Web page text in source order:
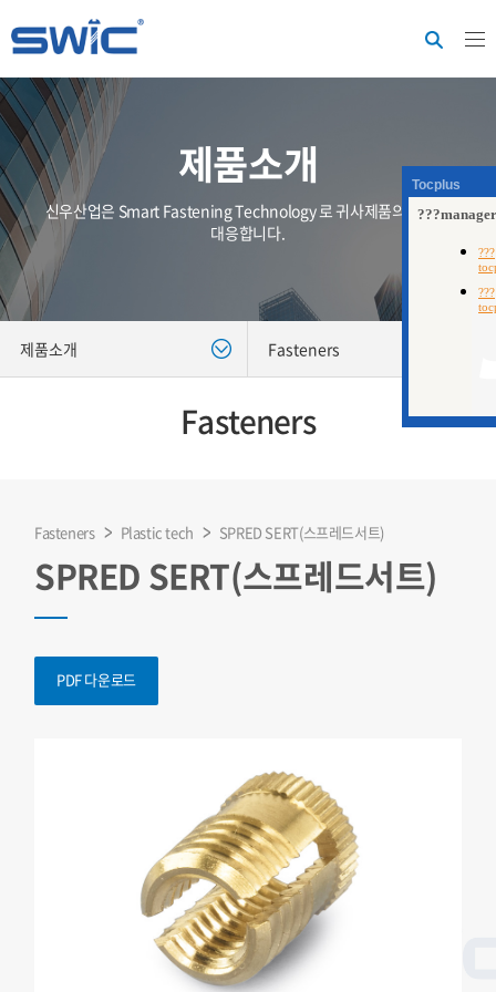
제품소개
신우산업은 Smart Fastening Technology 로 귀사제품의 가치에
대응합니다.
제품소개 Fasteners
Fasteners
Fasteners Plastic tech SPRED SERT(스프레드서트)
SPRED SERT(스프레드서트)
PDF 다운로드
Tocplus